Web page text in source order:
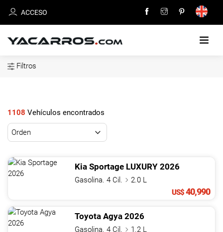
ACCESO
EN
VENTA
TU
CARRO
NOTICIAS
Filtros
1108 Vehículos encontrados
Kia Sportage LUXURY 2026
Gasolina. 4 Cil.
2.0 L
US$40,990
Toyota Agya 2026
Gasolina. 4 Cil.
1.2 L